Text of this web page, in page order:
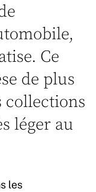
Ce
de plus
collections
léger au
les